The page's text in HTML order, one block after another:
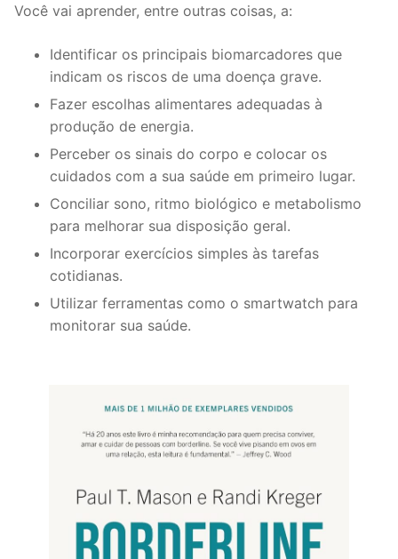
Você vai aprender, entre outras coisas, a:
Identificar os principais biomarcadores que
indicam os riscos de uma doença grave.
Fazer escolhas alimentares adequadas à
produção de energia.
Perceber os sinais do corpo e colocar os
cuidados com a sua saúde em primeiro lugar.
Conciliar sono, ritmo biológico e metabolismo
para melhorar sua disposição geral.
Incorporar exercícios simples às tarefas
cotidianas.
Utilizar ferramentas como o smartwatch para
monitorar sua saúde.